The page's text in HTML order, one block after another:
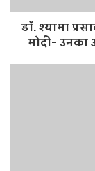
डॉ. श्यामा
मोदी- उनका